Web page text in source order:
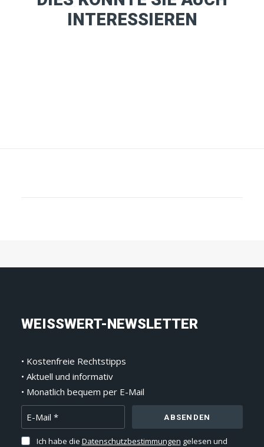
INTERESSIEREN
Global Plaintiff Lawyer 2025
WEISSWERT-NEWSLETTER
• Kostenfreie Rechtstipps
• Aktuell und informativ
• Monatlich bequem per E-Mail
ABSENDEN
Ich habe die Datenschutzbestimmungen gelesen und